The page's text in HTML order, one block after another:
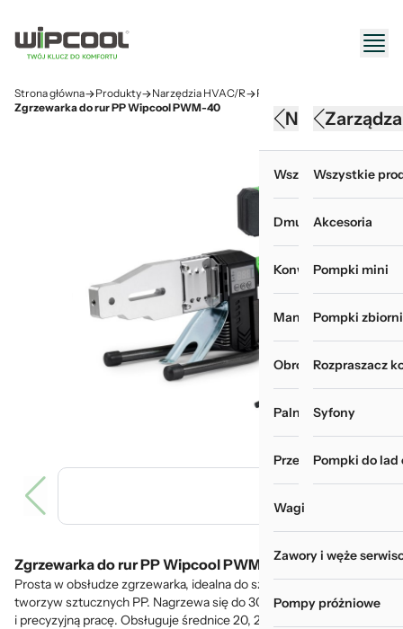
Wszystkie
Akcesoria do
Chemia i
Myjki ciśnieniowe
Pokrowce do
Myjki do rur i
Narzędzia
Wszystkie produkty
Dmuchawy
Konwertery, baterie i
Manometry i
Obróbka rur
Palniki i zgrzewarki
Przechowywanie
Wagi
Zawory i węże
Pompy próżniowe
Wszystkie
Akcesoria
Pompki mini
Pompki
Rozpraszacz
Syfony
Pompki do lad
Strona główna Produkty Narzędzia HVAC/R
Palniki i zgrzewarki
Zgrzewarka do rur PP Wipcool PWM-40
Zgrzewarka do rur PP Wipcool PWM-40
Prosta w obsłudze zgrzewarka, idealna do szybkich połączeń rur z
tworzyw sztucznych PP. Nagrzewa się do 300 °C, oferując stabilną
i precyzyjną pracę. Obsługuje średnice 20, 25, 32 i 40 mm. Zawiera